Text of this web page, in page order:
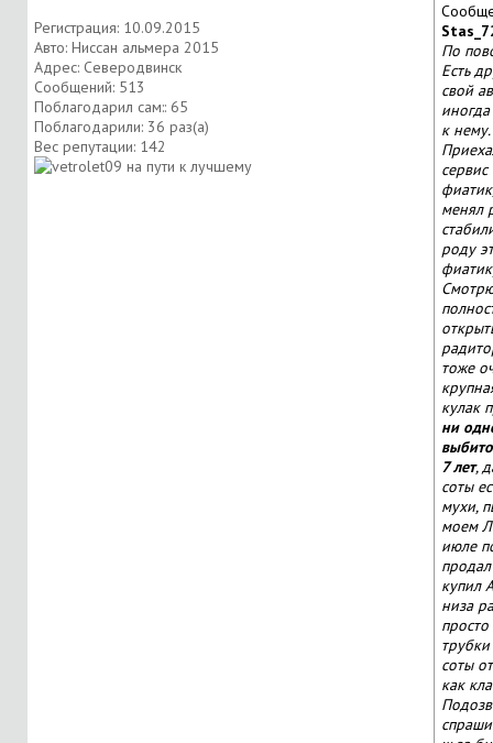
Регистрация: 10.09.2015
Авто: Ниссан альмера 2015
Адрес: Северодвинск
Сообщений: 513
Поблагодарил сам:: 65
Поблагодарили: 36 раз(а)
Вес репутации: 142
По
Есть
свой
к нему.
менял
роду
тоже
кулак
ни
7 лет,
соты
мухи,
моем
июле
купил
низа
соты
как